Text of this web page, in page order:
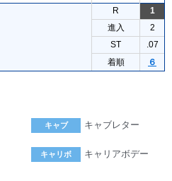
R
1
進入
2
ST
.07
着順
６
キャブ キャブレター
キャリボ キャリアボデー